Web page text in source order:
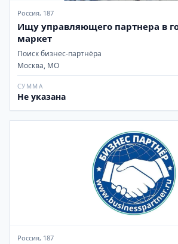
Россия, 187
Ищу управляющего партнера в
маркет
Поиск бизнес-партнёра
Москва, МО
СУММА
Не указана
Россия, 187